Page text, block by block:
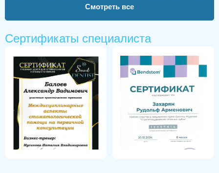
Смотреть все
Сертификаты специалиста